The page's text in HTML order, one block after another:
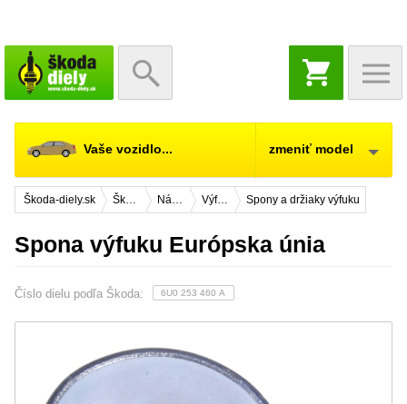
NÁKUPNÝ
KOŠÍK
Vaše vozidlo... zmeniť model
Škoda-diely.sk Škoda Felicia Náhradné diely Výfukový systém Spony a držiaky výfuku
Spona výfuku Európska únia
Číslo dielu podľa Škoda: 6U0 253 460 A